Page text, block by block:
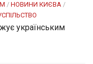
/ НОВИНИ КИЄВА /
українським